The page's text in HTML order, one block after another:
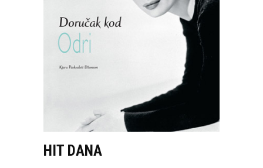
HIT DANA